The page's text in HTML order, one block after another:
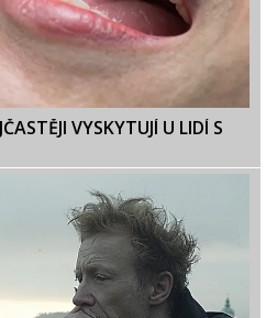
VYSKYTUJÍ U LIDÍ S